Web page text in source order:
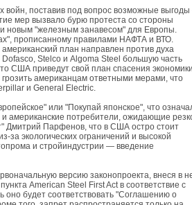
войн, поставив под вопрос возможные выгоды
мер вызвало бурю протеста со стороны
новым "железным занавесом" для Европы.
прописанному правилами НАФТА и ВТО.
план направлен против духа
Stelco и Algoma Steel большую часть
США приведут свой план спасения
американцам ответными мерами, что
и General Electric.
или "Покупай японское", что
американские потребители, ожидающие
Дмитрий Парфенов, что в США остро стоит
экологических ограничений и высокой
и стройиндустрии — введение
версию законопроекта, внеся в
American Steel First Act в соответствие с
будет соответствовать "Соглашению о